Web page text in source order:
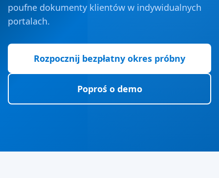
poufne dokumenty klientów w indywidualnych
portalach.
Rozpocznij bezpłatny okres próbny
Poproś o demo